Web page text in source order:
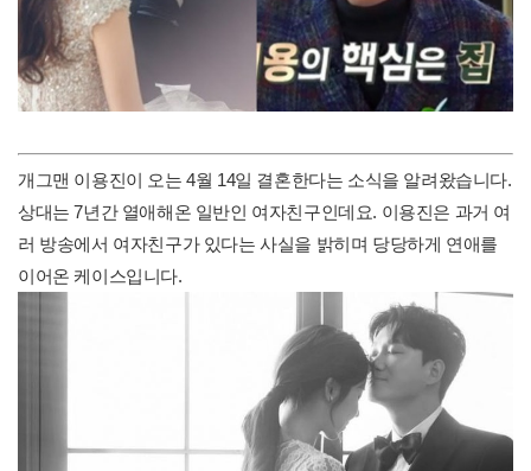
개그맨 이용진이 오는 4월 14일 결혼한다는 소식을 알려왔습니다.
상대는 7년간 열애해온 일반인 여자친구인데요. 이용진은 과거 여
러 방송에서 여자친구가 있다는 사실을 밝히며 당당하게 연애를
이어온 케이스입니다.